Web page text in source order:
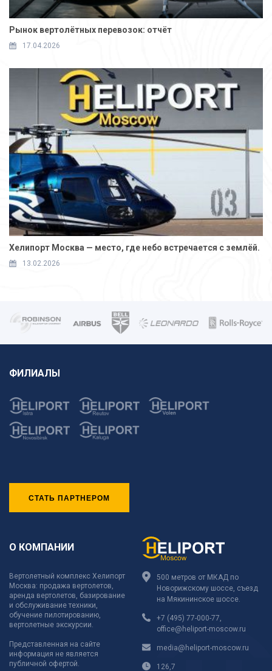
Рынок вертолётных перевозок: отчёт
17.04.2026
Хелипорт Москва — место, где небо встречается с землёй.
13.02.2026
ФИЛИАЛЫ
СТАТЬ ПАРТНЕРОМ
О КОМПАНИИ
Вертолетный комплекс Хелипорт
Москва: продажа вертолетов,
аренда вертолетов, базирование
и обслуживание техники,
обучение пилотированию,
вертолетные экскурсии.
Представленная на сайте
информация не является
публичной офертой.
500 метров от МКАД по
Новорижскому шоссе, съезд
на Мякининское шоссе.
+7 (495) 77-000-77
office@heliport-moscow.ru
media@heliport-moscow.ru
126,7